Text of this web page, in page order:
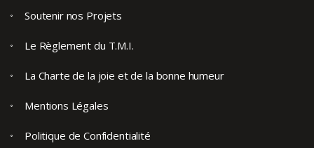
Soutenir nos Projets
Le Règlement du T.M.I.
La Charte de la joie et de la bonne humeur
Mentions Légales
Politique de Confidentialité